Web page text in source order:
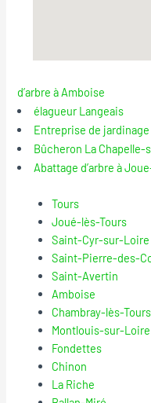
d’arbre à Amboise
élagueur Langeais
Entreprise de jardinage
Bûcheron La Chapelle-
Abattage d’arbre à
Tours
Joué-lès-Tours
Saint-Cyr-sur-Loire
Saint-Pierre-des-
Saint-Avertin
Amboise
Chambray-lès-Tours
Montlouis-sur-Loire
Fondettes
Chinon
La Riche